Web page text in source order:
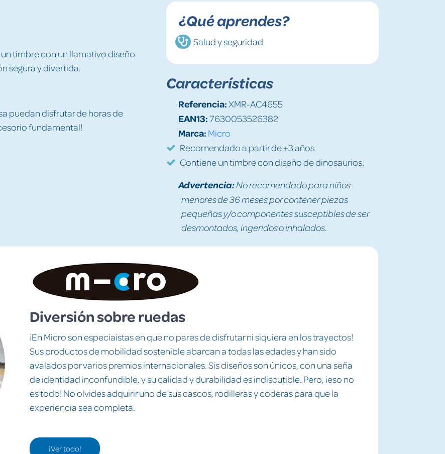
timbre con un llamativo diseño
segura y divertida.
puedan disfrutar de horas de
fundamental!
¿Qué aprendes?
Salud y seguridad
Características
Referencia:XMR-AC4655
EAN13:7630053526382
Marca: Micro
Recomendado a partir de +3 años
Contiene un timbre con diseño de dinosaurios.
Advertencia:No recomendado para niños
menores de 36 meses por contener piezas
pequeñas y/o componentes susceptibles de ser
desmontados, ingeridos o inhalados.
Diversión sobre ruedas
¡En Micro son especiaistas en que no pares de disfrutar ni siquiera en los trayectos!
Sus productos de mobilidad sostenible abarcan a todas las edades y han sido
avalados por varios premios internacionales. Sis diseños son únicos, con una seña
de identidad inconfundible, y su calidad y durabilidad es indiscutible. Pero, ¡eso no
es todo! No olvides adquirir uno de sus cascos, rodilleras y coderas para que la
experiencia sea completa.
¡Ver todo!